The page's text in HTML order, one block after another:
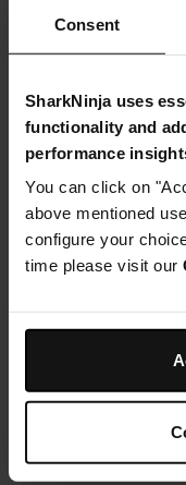
Consent
SharkNinja uses
functionality and
performance
You can click on
above mentioned
configure your
time please visit our
650ml
bouillon
60g
poivron
35g
poivron vert
1/4-1 cuillère à
50ml
ya yaourt
noix de noix de
1/2-1 cuillère à
1 à 2 cuillères à
2 cuillères à soupe